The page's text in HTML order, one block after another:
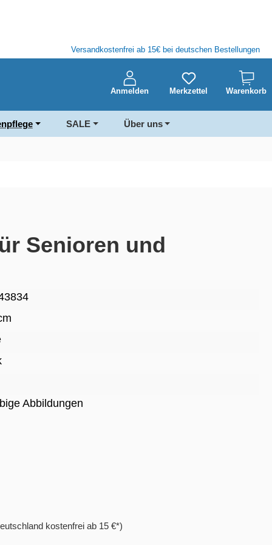
Versandkostenfrei ab 15€ bei deutschen Bestellungen
Anmelden Merkzettel Warenkorb
SALE Über uns
Senioren und
Abbildungen
kostenfrei ab 15 €*)